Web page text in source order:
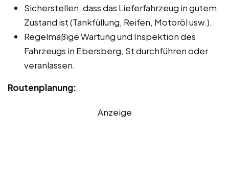
Sicherstellen, dass das Lieferfahrzeug in gutem
Zustand ist (Tankfüllung, Reifen, Motoröl usw.).
Regelmäßige Wartung und Inspektion des
Fahrzeugs in Ebersberg, St durchführen oder
veranlassen.
Routenplanung:
Anzeige